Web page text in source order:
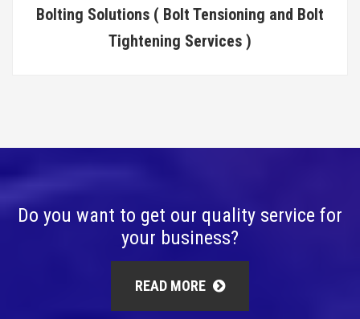
Bolting Solutions ( Bolt Tensioning and Bolt
Tightening Services )
Do you want to get our quality service for
your business?
READ MORE